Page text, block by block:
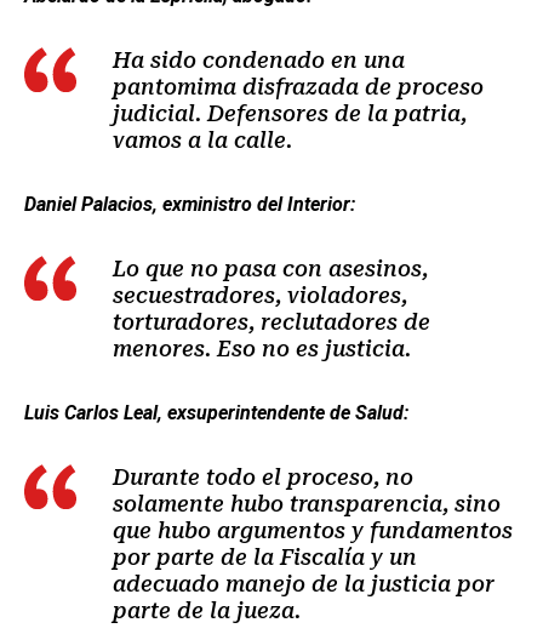
Ha sido condenado en una
pantomima disfrazada de proceso
judicial. Defensores de la patria,
vamos a la calle.
Daniel Palacios, exministro del Interior:
Lo que no pasa con asesinos,
secuestradores, violadores,
torturadores, reclutadores de
menores. Eso no es justicia.
Luis Carlos Leal, exsuperintendente de Salud:
Durante todo el proceso, no
solamente hubo transparencia, sino
que hubo argumentos y fundamentos
por parte de la Fiscalía y un
adecuado manejo de la justicia por
parte de la jueza.